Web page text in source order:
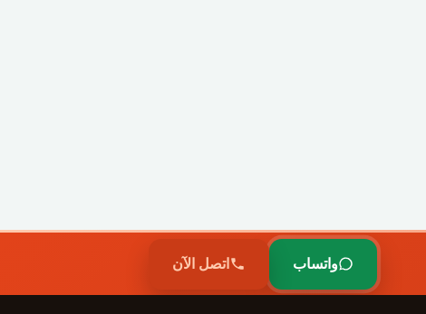
واتساب اتصل الآن